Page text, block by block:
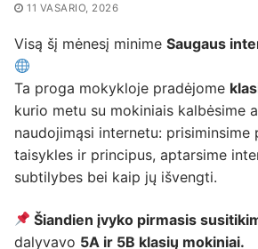
11 VASARIO, 2026
Visą šį mėnesį minime Saugaus
Ta proga mokykloje pradėjome
kurio metu su mokiniais kalbėsime
naudojimąsi internetu: prisiminsime
taisykles ir principus, aptarsime
subtilybes bei kaip jų išvengti.
Šiandien įvyko pirmasis
dalyvavo 5A ir 5B klasių mokiniai.